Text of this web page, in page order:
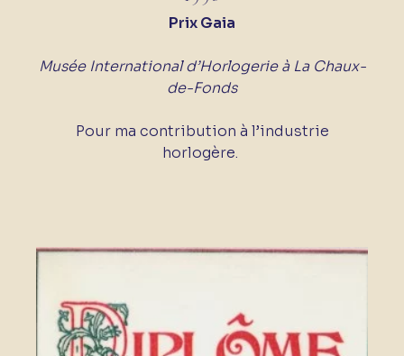
Prix Gaia
Musée International d’Horlogerie à La Chaux-
de-Fonds
Pour ma contribution à l’industrie
horlogère.